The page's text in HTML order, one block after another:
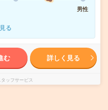
男性
る
む 詳しく見る
ッフサービス